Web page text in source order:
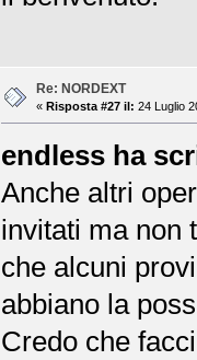
Re: NORDEXT
« Risposta #27 il: 24 Luglio
endless ha
Anche altri
invitati ma non
che alcuni
abbiano la
Credo che